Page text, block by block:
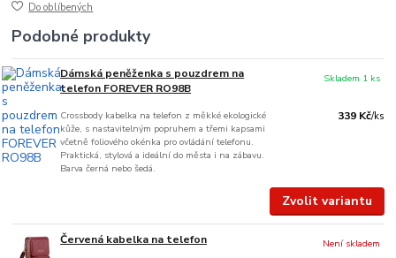
Do oblíbených
Podobné produkty
Dámská peněženka s pouzdrem na
telefon FOREVER RO98B
Crossbody kabelka na telefon z měkké ekologické
kůže, s nastavitelným popruhem a třemi kapsami
včetně foliového okénka pro ovládání telefonu.
Praktická, stylová a ideální do města i na zábavu.
Barva černá nebo šedá.
339 Kč/ks
Skladem 1 ks
Zvolit variantu
Červená kabelka na telefon Není skladem